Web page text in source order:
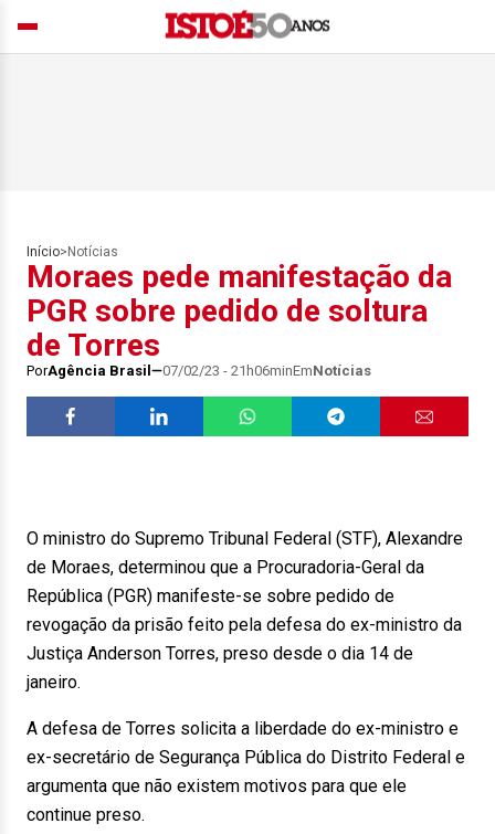
Início> Notícias
Moraes pede manifestação da
PGR sobre pedido de soltura
de Torres
PorAgência Brasil 07/02/23 - 21h06minEmNotícias
O ministro do Supremo Tribunal Federal (STF), Alexandre
de Moraes, determinou que a Procuradoria-Geral da
República (PGR) manifeste-se sobre pedido de
revogação da prisão feito pela defesa do ex-ministro da
Justiça Anderson Torres, preso desde o dia 14 de
janeiro.
A defesa de Torres solicita a liberdade do ex-ministro e
ex-secretário de Segurança Pública do Distrito Federal e
argumenta que não existem motivos para que ele
continue preso.